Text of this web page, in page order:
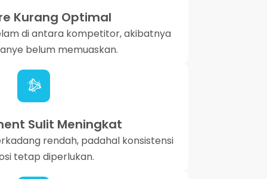
Kurang Optimal
di antara kompetitor, akibatnya
belum memuaskan.
Sulit Meningkat
rendah, padahal konsistensi
tetap diperlukan.